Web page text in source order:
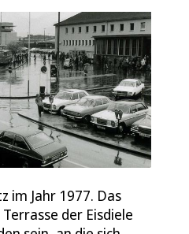
im Jahr 1977. Das
der Eisdiele